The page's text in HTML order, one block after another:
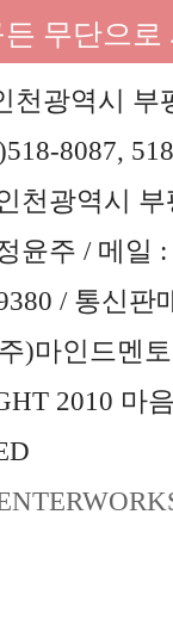
무단으
광역시 부
8087,
천광역시
윤주 / 메일 :
/ 통신판
)마인드멘토
2010 마